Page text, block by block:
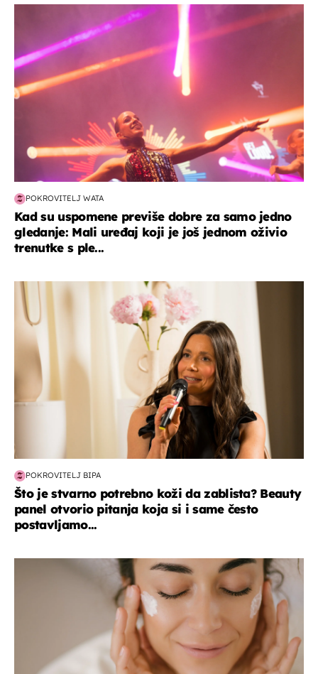
POKROVITELJ WATA
Kad su uspomene previše dobre za samo jedno
gledanje: Mali uređaj koji je još jednom oživio
trenutke s ple...
moda & ljepota
POKROVITELJ BIPA
Što je stvarno potrebno koži da zablista? Beauty
panel otvorio pitanja koja si i same često
postavljamo...
moda & ljepota